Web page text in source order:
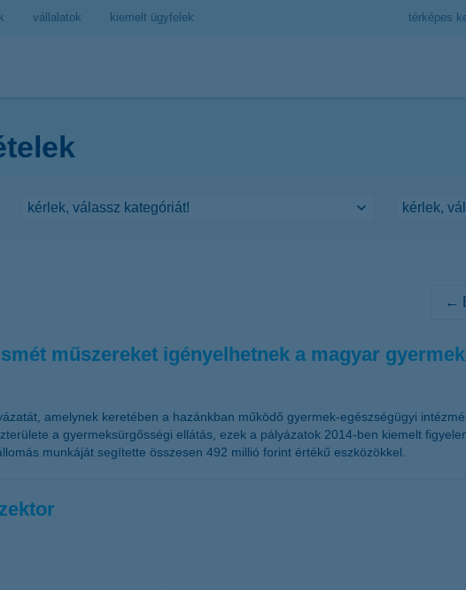
vállalatok kiemelt ügyfelek térképes
←
műszereket igényelhetnek a magyar
amelynek keretében a hazánkban működő gyermek-egészségügyi
a gyermeksürgősségi ellátás, ezek a pályázatok 2014-ben kiemelt
munkáját segítette összesen 492 millió forint értékű eszközökkel.